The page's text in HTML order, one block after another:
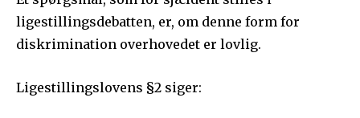
ligestillingsdebatten, er, om denne form for
diskrimination overhovedet er lovlig.
Ligestillingslovens §2 siger: